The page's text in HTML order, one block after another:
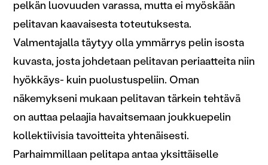
pelkän luovuuden varassa, mutta ei myöskään
pelitavan kaavaisesta toteutuksesta.
Valmentajalla täytyy olla ymmärrys pelin isosta
kuvasta, josta johdetaan pelitavan periaatteita niin
hyökkäys- kuin puolustuspeliin. Oman
näkemykseni mukaan pelitavan tärkein tehtävä
on auttaa pelaajia havaitsemaan joukkuepelin
kollektiivisia tavoitteita yhtenäisesti.
Parhaimmillaan pelitapa antaa yksittäiselle